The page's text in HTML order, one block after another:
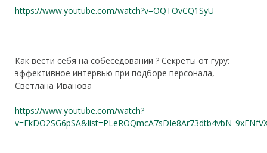
https://www.youtube.com/watch?v=OQTOvCQ1SyU
Как вести себя на собеседовании ? Секреты от гуру:
эффективное интервью при подборе персонала,
Светлана Иванова
https://www.youtube.com/watch?